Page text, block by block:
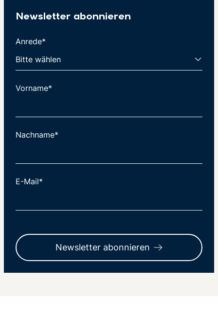
Newsletter abonnieren
Anrede*
Vorname*
Nachname*
E-Mail*
Newsletter abonnieren